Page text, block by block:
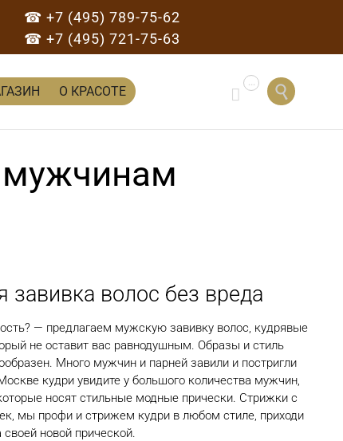
☎ +7 (495) 789-75-62
☎ +7 (495) 721-75-63
Перейти
к
О КРАСОТЕ  
мужчинам
завивка волос без вреда
— предлагаем мужскую завивку волос, кудрявые
не оставит вас равнодушным. Образы и стиль
Много мужчин и парней завили и постригли
кудри увидите у большого количества мужчин,
носят стильные модные прически. Стрижки с
мы профи и стрижем кудри в любом стиле, приходи
новой прической.